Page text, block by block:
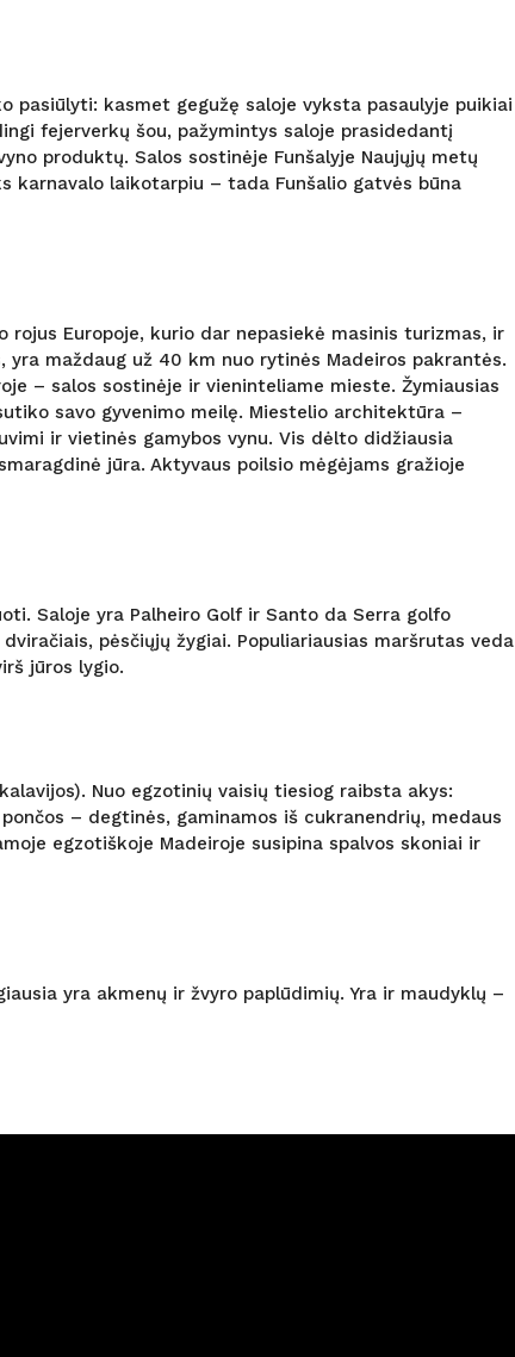
pasiūlyti: kasmet gegužę saloje vyksta pasaulyje puikiai
fejerverkų šou, pažymintys saloje prasidedantį
produktų. Salos sostinėje Funšalyje Naujųjų metų
laikotarpiu – tada Funšalio gatvės būna
Europoje, kurio dar nepasiekė masinis turizmas, ir
maždaug už 40 km nuo rytinės Madeiros pakrantės.
– salos sostinėje ir vieninteliame mieste. Žymiausias
savo gyvenimo meilę. Miestelio architektūra –
ir vietinės gamybos vynu. Vis dėlto didžiausia
jūra. Aktyvaus poilsio mėgėjams gražioje
Saloje yra Palheiro Golf ir Santo da Serra golfo
pėsčiųjų žygiai. Populiariausias maršrutas veda
jūros lygio.
Nuo egzotinių vaisių tiesiog raibsta akys:
– degtinės, gaminamos iš cukranendrių, medaus
egzotiškoje Madeiroje susipina spalvos skoniai ir
yra akmenų ir žvyro paplūdimių. Yra ir maudyklų –